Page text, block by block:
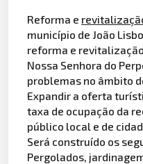
Reforma e
município de João
reforma e revitalização
Nossa Senhora do
problemas no âmbito
Expandir a oferta
taxa de ocupação da
público local e de
Será construído os
Pergolados,